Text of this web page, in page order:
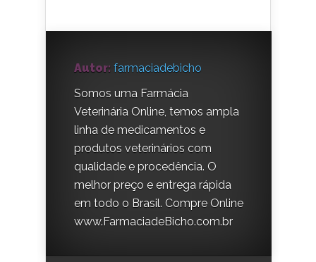
Autor: farmaciadebicho
Somos uma Farmácia
Veterinária Online, temos ampla
linha de medicamentos e
produtos veterinários com
qualidade e procedência. O
melhor preço e entrega rápida
em todo o Brasil. Compre Online
www.FarmaciadeBicho.com.br